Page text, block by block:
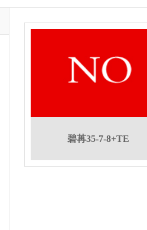
碧苒35-7-8+TE